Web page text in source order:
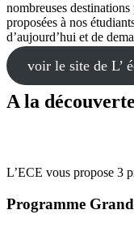
nombreuses
proposées à nos
d’aujourd’hui et de
voir le site de L’
A la
L’ECE vous propose 3
Programme